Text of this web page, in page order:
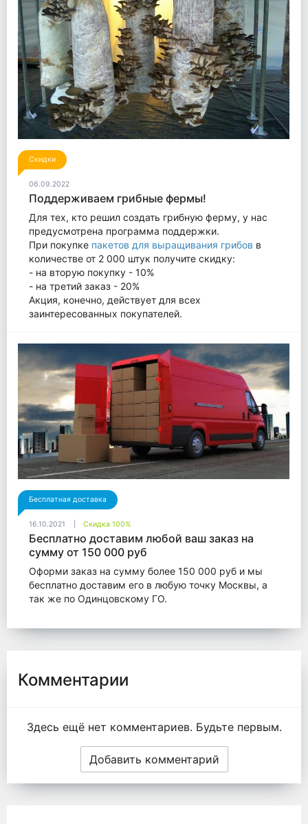
Скидки
06.09.2022
Поддерживаем грибные фермы!
Для тех, кто решил создать грибную ферму, у нас
предусмотрена программа поддержки.
При покупке пакетов для выращивания грибов в
количестве от 2 000 штук получите скидку:
- на вторую покупку - 10%
- на третий заказ - 20%
Акция, конечно, действует для всех
заинтересованных покупателей.
Бесплатная доставка
16.10.2021 Скидка 100%
Бесплатно доставим любой ваш заказ на
сумму от 150 000 руб
Оформи заказ на сумму более 150 000 руб и мы
бесплатно доставим его в любую точку Москвы, а
так же по Одинцовскому ГО.
Комментарии
Здесь ещё нет комментариев. Будьте первым.
Добавить комментарий